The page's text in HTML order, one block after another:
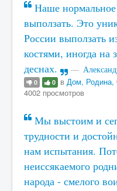
Наше
выползать. Это
России выползать
костями, иногда на
деснах.
0 0 в Дом, Родина,
4002 просмотров
Мы выстоим и
трудности и
нам испытания.
неиссякаемого
народа - смелого